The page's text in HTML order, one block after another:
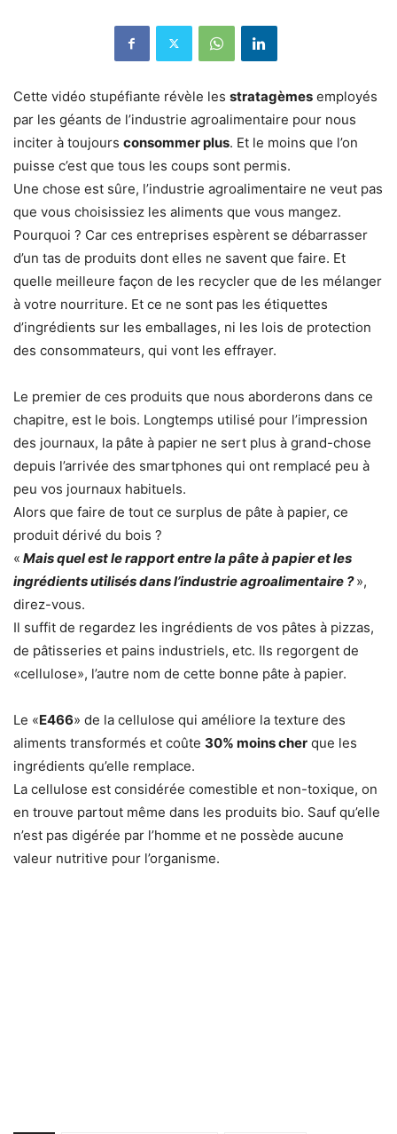
Cette vidéo stupéfiante révèle les stratagèmes employés
par les géants de l’industrie agroalimentaire pour nous
inciter à toujours consommer plus. Et le moins que l’on
puisse c’est que tous les coups sont permis.
Une chose est sûre, l’industrie agroalimentaire ne veut pas
que vous choisissiez les aliments que vous mangez.
Pourquoi ? Car ces entreprises espèrent se débarrasser
d’un tas de produits dont elles ne savent que faire. Et
quelle meilleure façon de les recycler que de les mélanger
à votre nourriture. Et ce ne sont pas les étiquettes
d’ingrédients sur les emballages, ni les lois de protection
des consommateurs, qui vont les effrayer.
Le premier de ces produits que nous aborderons dans ce
chapitre, est le bois. Longtemps utilisé pour l’impression
des journaux, la pâte à papier ne sert plus à grand-chose
depuis l’arrivée des smartphones qui ont remplacé peu à
peu vos journaux habituels.
Alors que faire de tout ce surplus de pâte à papier, ce
produit dérivé du bois ?
« Mais quel est le rapport entre la pâte à papier et les
ingrédients utilisés dans l’industrie agroalimentaire ? »,
direz-vous.
Il suffit de regardez les ingrédients de vos pâtes à pizzas,
de pâtisseries et pains industriels, etc. Ils regorgent de
«cellulose», l’autre nom de cette bonne pâte à papier.
Le «E466» de la cellulose qui améliore la texture des
aliments transformés et coûte 30% moins cher que les
ingrédients qu’elle remplace.
La cellulose est considérée comestible et non-toxique, on
en trouve partout même dans les produits bio. Sauf qu’elle
n’est pas digérée par l’homme et ne possède aucune
valeur nutritive pour l’organisme.